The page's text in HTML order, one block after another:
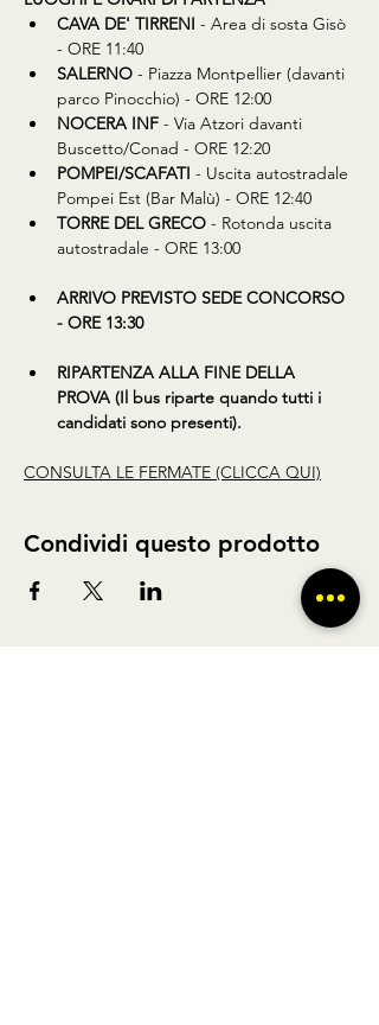
CAVA DE' TIRRENI - Area di sosta Gisò
- ORE 11:40
SALERNO - Piazza Montpellier (davanti
parco Pinocchio) - ORE 12:00
NOCERA INF - Via Atzori davanti
Buscetto/Conad - ORE 12:20
POMPEI/SCAFATI - Uscita autostradale
Pompei Est (Bar Malù) - ORE 12:40
TORRE DEL GRECO - Rotonda uscita
autostradale - ORE 13:00
ARRIVO PREVISTO SEDE CONCORSO
- ORE 13:30
RIPARTENZA ALLA FINE DELLA
PROVA (Il bus riparte quando tutti i
candidati sono presenti).
CONSULTA LE FERMATE (CLICCA QUI)
Condividi questo prodotto